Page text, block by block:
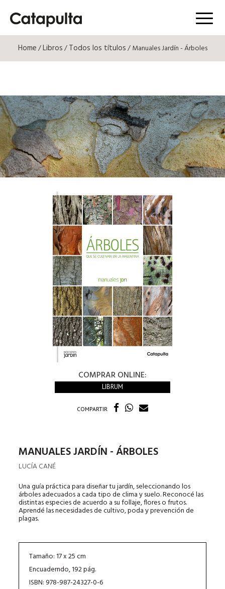
Menú
Home/Libros/Todos los títulos/ Manuales Jardín - Árboles
COMPRAR ONLINE:
LIBRUM
COMPARTIR
MANUALES JARDÍN - ÁRBOLES
LUCÍA CANÉ
Una guía práctica para diseñar tu jardín, seleccionando los
árboles adecuados a cada tipo de clima y suelo. Reconocé las
distintas especies de acuerdo a su follaje, flores o frutos.
Aprendé las necesidades de cultivo, poda y prevención de
plagas.
Tamaño: 17 x 25 cm
Encuaderndo, 192 pág.
ISBN: 978-987-24327-0-6